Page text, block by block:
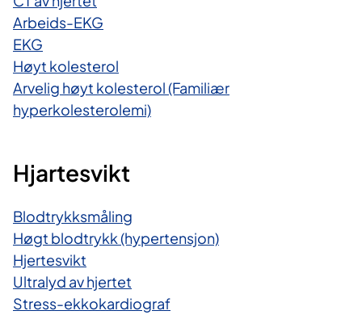
Arbeids-EKG
EKG
Høyt kolesterol
Arvelig høyt kolesterol (Familiær
hyperkolesterolemi)
Hjartesvikt
Blodtrykksmåling
Høgt blodtrykk (hypertensjon)
Hjertesvikt
Ultralyd av hjertet
Stress-ekkokardiograf